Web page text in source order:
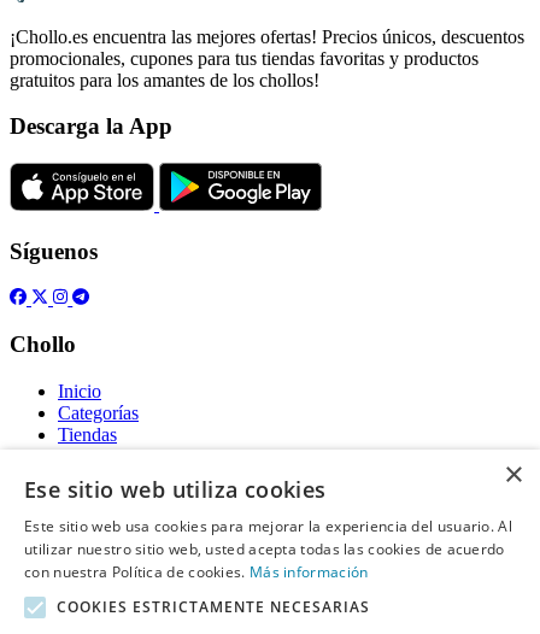
¡Chollo.es encuentra las mejores ofertas! Precios únicos, descuentos
promocionales, cupones para tus tiendas favoritas y productos
gratuitos para los amantes de los chollos!
Descarga la App
Síguenos
Chollo
Inicio
Categorías
Tiendas
Gratis
Acerca de
Sobre nosotros
Contacto
×
Ese sitio web utiliza cookies
Este sitio web usa cookies para mejorar la experiencia del usuario. Al
utilizar nuestro sitio web, usted acepta todas las cookies de acuerdo
con nuestra Política de cookies. Más información
COOKIES ESTRICTAMENTE NECESARIAS